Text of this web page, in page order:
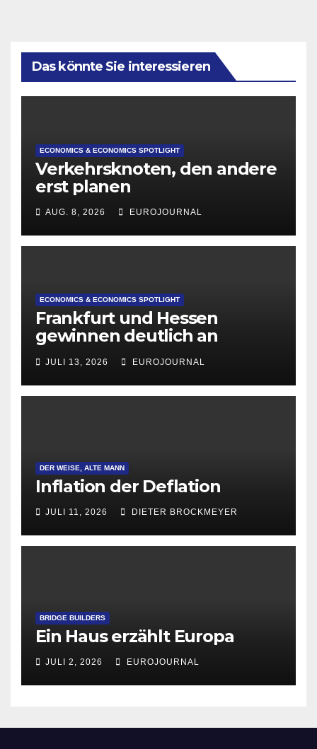
Das könnte Sie interessieren
ECONOMICS & ECONOMICS SPOTLIGHT
Verkehrsknoten, den andere
erst planen
AUG. 8, 2026 EUROJOURNAL
ECONOMICS & ECONOMICS SPOTLIGHT
Frankfurt und Hessen
gewinnen deutlich an
Attraktivität für Startup-
Gründungen
JULI 13, 2026 EUROJOURNAL
DER WEISE, ALTE MANN
Inflation der Deflation
JULI 11, 2026 DIETER BROCKMEYER
BRIDGE BUILDERS
Ein Haus erzählt Europa
JULI 2, 2026 EUROJOURNAL